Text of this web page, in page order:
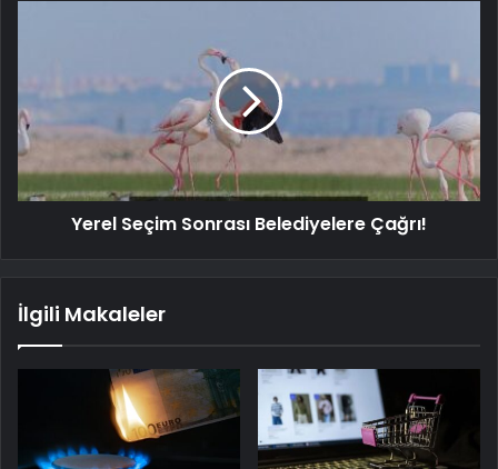
Yerel Seçim Sonrası Belediyelere Çağrı!
İlgili Makaleler